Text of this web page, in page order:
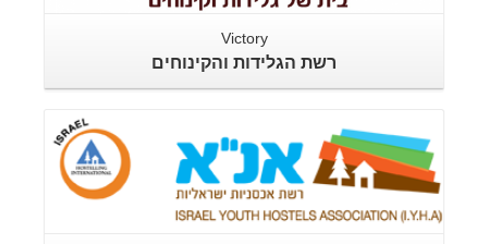
Victory
רשת הגלידות והקינוחים